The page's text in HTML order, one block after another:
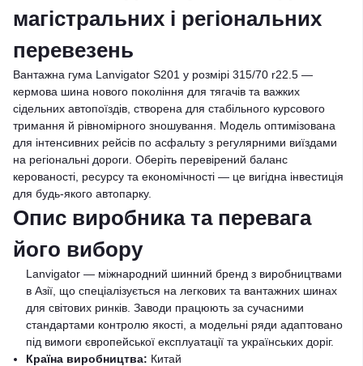
магістральних і регіональних
перевезень
Вантажна гума Lanvigator S201 у розмірі 315/70 r22.5 —
кермова шина нового покоління для тягачів та важких
сідельних автопоїздів, створена для стабільного курсового
тримання й рівномірного зношування. Модель оптимізована
для інтенсивних рейсів по асфальту з регулярними виїздами
на регіональні дороги. Оберіть перевірений баланс
керованості, ресурсу та економічності — це вигідна інвестиція
для будь-якого автопарку.
Опис виробника та перевага
його вибору
Lanvigator — міжнародний шинний бренд з виробництвами
в Азії, що спеціалізується на легкових та вантажних шинах
для світових ринків. Заводи працюють за сучасними
стандартами контролю якості, а модельні ряди адаптовано
під вимоги європейської експлуатації та українських доріг.
Країна виробництва: Китай